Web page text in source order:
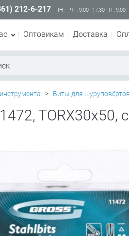
212-6-217 ПН — ЧТ: 9:00–17:30 ПТ:
Оптовикам Доставка
> Биты для шуруповёртов
TORX30х50,